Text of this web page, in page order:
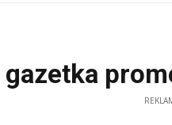
gazetka